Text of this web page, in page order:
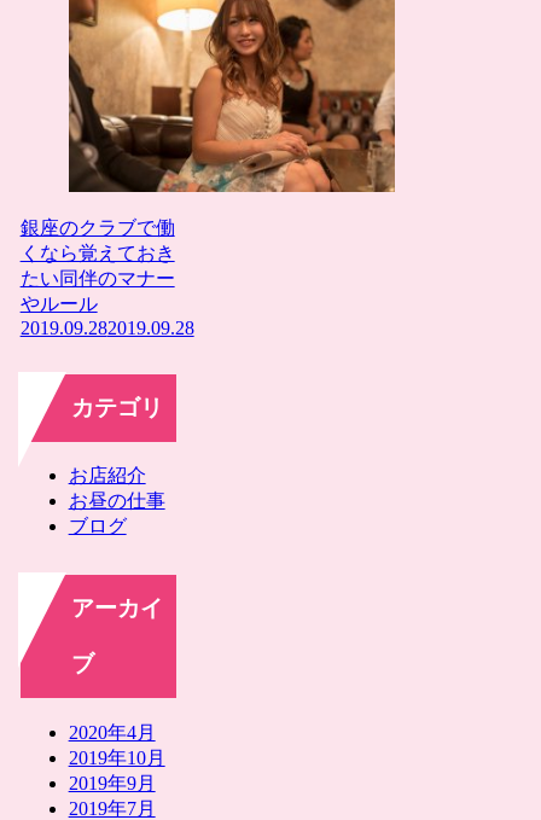
銀座のクラブで働
くなら覚えておき
たい同伴のマナー
やルール
2019.09.282019.09.28
カテゴリ
お店紹介
お昼の仕事
ブログ
アーカイ
ブ
2020年4月
2019年10月
2019年9月
2019年7月